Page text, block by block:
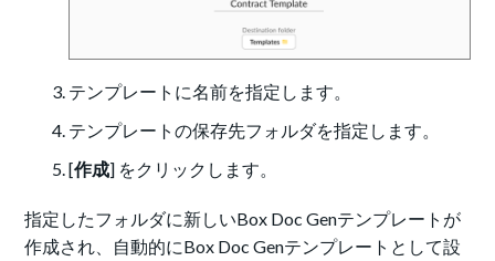
テンプレートに名前を指定します。
テンプレートの保存先フォルダを指定します。
[作成] をクリックします。
指定したフォルダに新しいBox Doc Genテンプレートが
作成され、自動的にBox Doc Genテンプレートとして設